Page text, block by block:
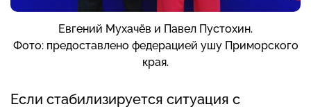
Евгений Мухачёв и Павел Пустохин.
Фото: предоставлено федерацией ушу Приморского
края.
Если стабилизируется ситуация с